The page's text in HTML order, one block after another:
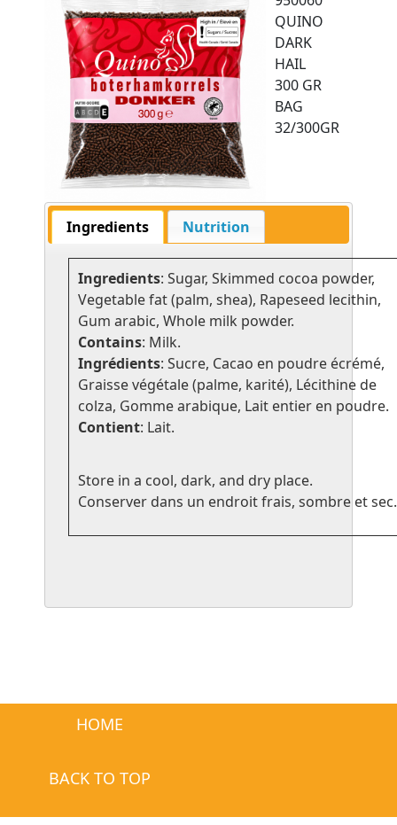
QUINO
DARK
HAIL
300 GR
BAG
32/300GR
Ingredients Nutrition
Ingredients: Sugar, Skimmed cocoa powder,
Vegetable fat (palm, shea), Rapeseed lecithin,
Gum arabic, Whole milk powder.
Contains: Milk.
Ingrédients: Sucre, Cacao en poudre écrémé,
Graisse végétale (palme, karité), Lécithine de
colza, Gomme arabique, Lait entier en poudre.
Contient: Lait.
Store in a cool, dark, and dry place.
Conserver dans un endroit frais, sombre et sec.
HOME
BACK TO TOP